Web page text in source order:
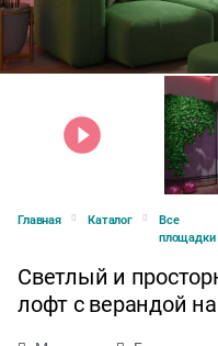
Главная Каталог
Все
площадки
Светлый и
лофт с верандой